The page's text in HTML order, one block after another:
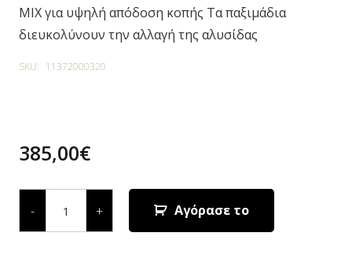
MIX για υψηλή απόδοση κοπής Τα παξιμάδια
διευκολύνουν την αλλαγή της αλυσίδας
SKU: 11372000320
385,00€
-
MS
194
ΒΕΝΖΙΝΟΚΙΝΗΤΟ
+ Αγόρασε το